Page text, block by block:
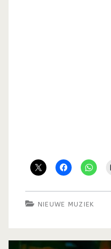
NIEUWE MUZIEK